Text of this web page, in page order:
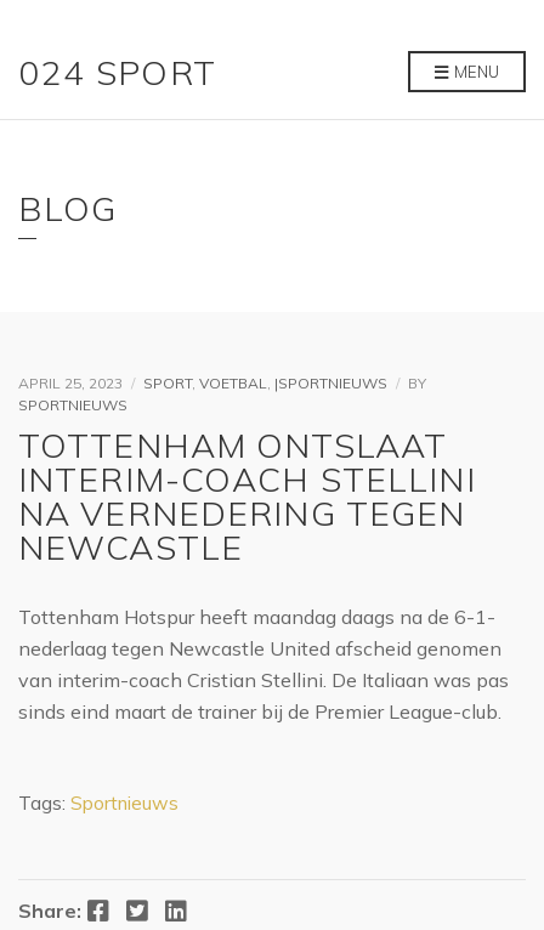
024 SPORT MENU
BLOG
APRIL 25, 2023 SPORT, VOETBAL, |SPORTNIEUWS
BY
SPORTNIEUWS
TOTTENHAM ONTSLAAT
INTERIM-COACH STELLINI
NA VERNEDERING TEGEN
NEWCASTLE
Tottenham Hotspur heeft maandag daags na de 6-1-
nederlaag tegen Newcastle United afscheid genomen
van interim-coach Cristian Stellini. De Italiaan was pas
sinds eind maart de trainer bij de Premier League-club.
Tags: Sportnieuws
Share: Facebook Twitter LinkedIn